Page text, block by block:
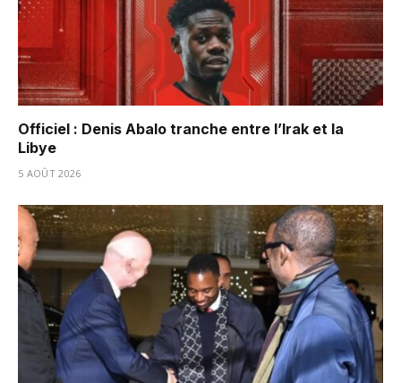
Officiel : Denis Abalo tranche entre l’Irak et la
Libye
5 AOÛT 2026